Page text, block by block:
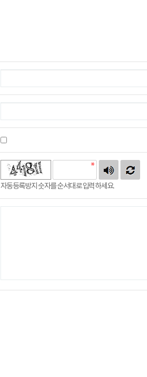
자동등록방지 숫자를 순서대로 입력하세요.